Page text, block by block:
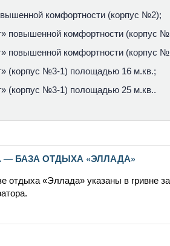
комфортности (корпус №2);
повышенной комфортности (корпус
повышенной комфортности (корпус
(корпус №3-1) полощадью 16 м.кв.;
(корпус №3-1) полощадью 25 м.кв..
— БАЗА ОТДЫХА «ЭЛЛАДА»
отдыха «Эллада» указаны в гривне